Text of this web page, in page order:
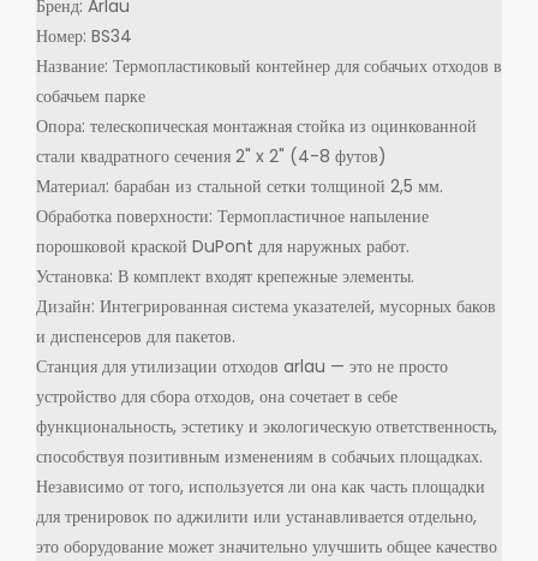
Бренд: Arlau
Номер: BS34
Название: Термопластиковый контейнер для собачьих отходов в
собачьем парке
Опора: телескопическая монтажная стойка из оцинкованной
стали квадратного сечения 2" x 2" (4-8 футов)
Материал: барабан из стальной сетки толщиной 2,5 мм.
Обработка поверхности: Термопластичное напыление
порошковой краской DuPont для наружных работ.
Установка: В комплект входят крепежные элементы.
Дизайн: Интегрированная система указателей, мусорных баков
и диспенсеров для пакетов.
Станция для утилизации отходов arlau — это не просто
устройство для сбора отходов, она сочетает в себе
функциональность, эстетику и экологическую ответственность,
способствуя позитивным изменениям в собачьих площадках.
Независимо от того, используется ли она как часть площадки
для тренировок по аджилити или устанавливается отдельно,
это оборудование может значительно улучшить общее качество